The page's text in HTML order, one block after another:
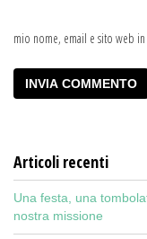
mio nome, email e sito web
Articoli recenti
Una festa, una
nostra missione